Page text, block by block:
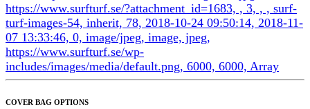
COVER BAG OPTIONS